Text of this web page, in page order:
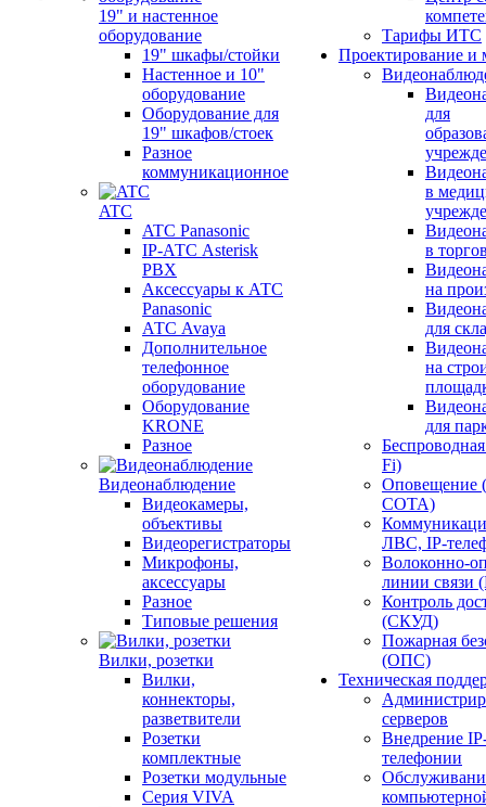
19" и настенное
оборудование
19" шкафы/стойки
Настенное и 10"
оборудование
Оборудование для
19" шкафов/стоек
Разное
коммуникационное
ATC
ATC Panasonic
IP-АТС Asterisk
PBX
Аксессуары к АТС
Panasonic
АТС Avaya
Дополнительное
телефонное
оборудование
Оборудование
KRONE
Разное
Видеонаблюдение
Видеокамеры,
объективы
Видеорегистраторы
Микрофоны,
аксессуары
Разное
Типовые решения
Вилки, розетки
Вилки,
коннекторы,
разветвители
Розетки
комплектные
Розетки модульные
Серия VIVA
Тарифы ИТС
Проектирование и
для
в
в
на
для
на
для
Fi)
СОТА)
ЛВС, IP-
Волоконно-
линии
Контроль
(СКУД)
Пожарная
(ОПС)
Техническая
серверов
Внедрение
телефонии